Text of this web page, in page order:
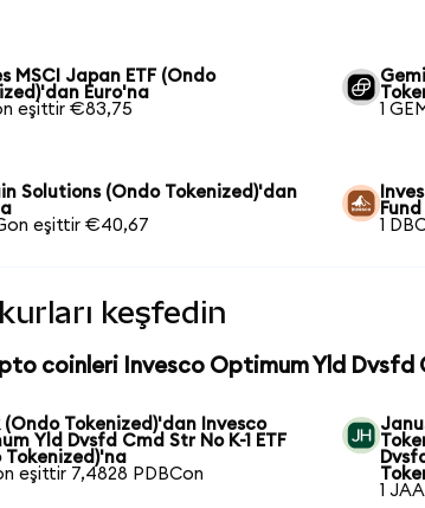
MSCI Japan ETF (Ondo
Euro'na
eşittir €83,75
1
Solutions (Ondo Tokenized)'dan
eşittir €40,67
1
keşfedin
coinleri Invesco Optimum Yld Dvsfd
(Ondo Tokenized)'dan Invesco
Yld Dvsfd Cmd Str No K-1 ETF
Tokenized)'na
eşittir 7,4828 PDBCon
1